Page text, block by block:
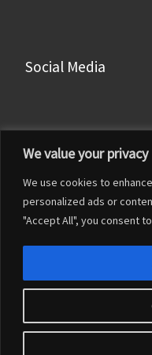
We value your privacy
We use cookies to
personalized ads or
"Accept All", you consent
Social Media
Facebook
LinkedIn
Francesco